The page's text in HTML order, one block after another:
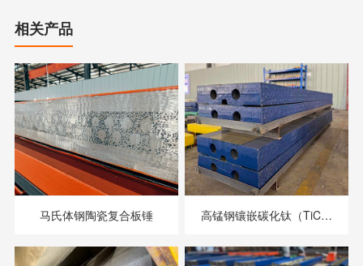
相关产品
马氏体钢陶瓷复合板锤
高锰钢镶嵌碳化钛（TiC）